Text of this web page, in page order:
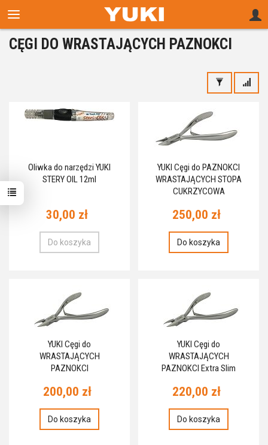
CĘGI DO WRASTAJĄCYCH PAZNOKCI
Oliwka do narzędzi YUKI
STERY OIL 12ml
30,00 zł
Do koszyka
YUKI Cęgi do PAZNOKCI
WRASTAJĄCYCH STOPA
CUKRZYCOWA
250,00 zł
Do koszyka
YUKI Cęgi do
WRASTAJĄCYCH
PAZNOKCI
200,00 zł
Do koszyka
YUKI Cęgi do
WRASTAJĄCYCH
PAZNOKCI Extra Slim
220,00 zł
Do koszyka